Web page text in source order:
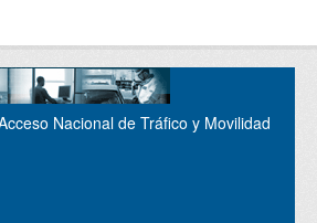
Nacional de Tráfico y Movilidad